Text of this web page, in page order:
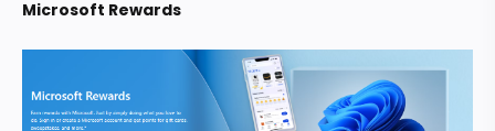
Microsoft Rewards